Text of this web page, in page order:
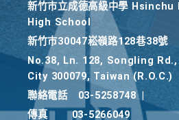
新竹巿立成德高級中學
High School
新竹巿30047崧嶺路128巷38號
No.38, Ln. 128, Songling
City 300079, Taiwan (R.O.C.)
聯絡電話
03-5258748
傳真
03-5266049